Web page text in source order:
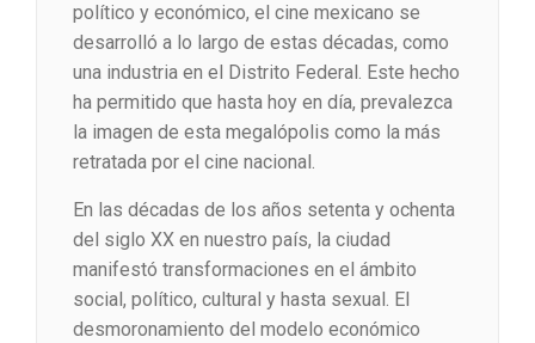
político y económico, el cine mexicano se
desarrolló a lo largo de estas décadas, como
una industria en el Distrito Federal. Este hecho
ha permitido que hasta hoy en día, prevalezca
la imagen de esta megalópolis como la más
retratada por el cine nacional.
En las décadas de los años setenta y ochenta
del siglo XX en nuestro país, la ciudad
manifestó transformaciones en el ámbito
social, político, cultural y hasta sexual. El
desmoronamiento del modelo económico